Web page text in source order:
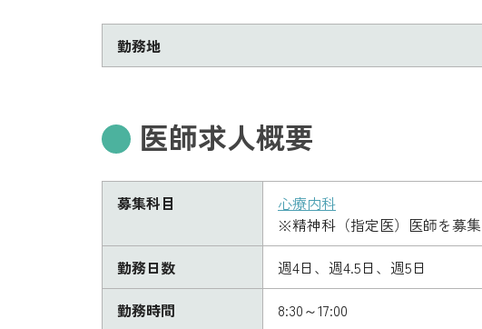
勤務地
医師求人概要
募集科目
心療内科
※精神科（指定医）医師を募集
勤務日数
週4日、週4.5日、週5日
勤務時間
8:30～17:00